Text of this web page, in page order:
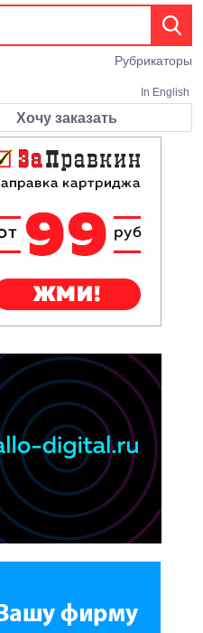
Рубрикаторы
In English
Хочу заказать